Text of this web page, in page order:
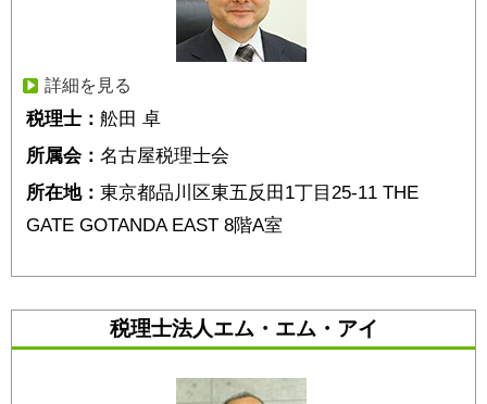
詳細を見る
税理士： 舩田 卓
所属会： 名古屋税理士会
所在地： 東京都品川区東五反田1丁目25-11 THE
GATE GOTANDA EAST 8階A室
税理士法人エム・エム・アイ